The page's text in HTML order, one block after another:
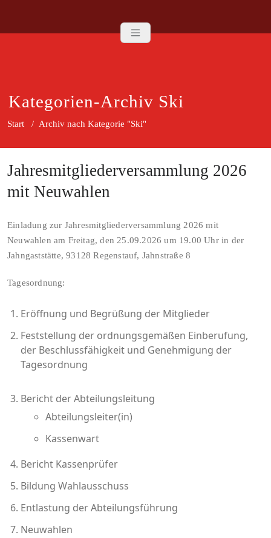
springen
TB | ASV
Kategorien-Archiv Ski
Start / Archiv nach Kategorie "Ski"
Jahresmitgliederversammlung 2026
mit Neuwahlen
Einladung zur Jahresmitgliederversammlung 2026 mit
Neuwahlen am Freitag, den 25.09.2026 um 19.00 Uhr in der
Jahngaststätte, 93128 Regenstauf, Jahnstraße 8
Tagesordnung:
Eröffnung und Begrüßung der Mitglieder
Feststellung der ordnungsgemäßen Einberufung,
der Beschlussfähigkeit und Genehmigung der
Tagesordnung
Bericht der Abteilungsleitung
Abteilungsleiter(in)
Kassenwart
Bericht Kassenprüfer
Bildung Wahlausschuss
Entlastung der Abteilungsführung
Neuwahlen